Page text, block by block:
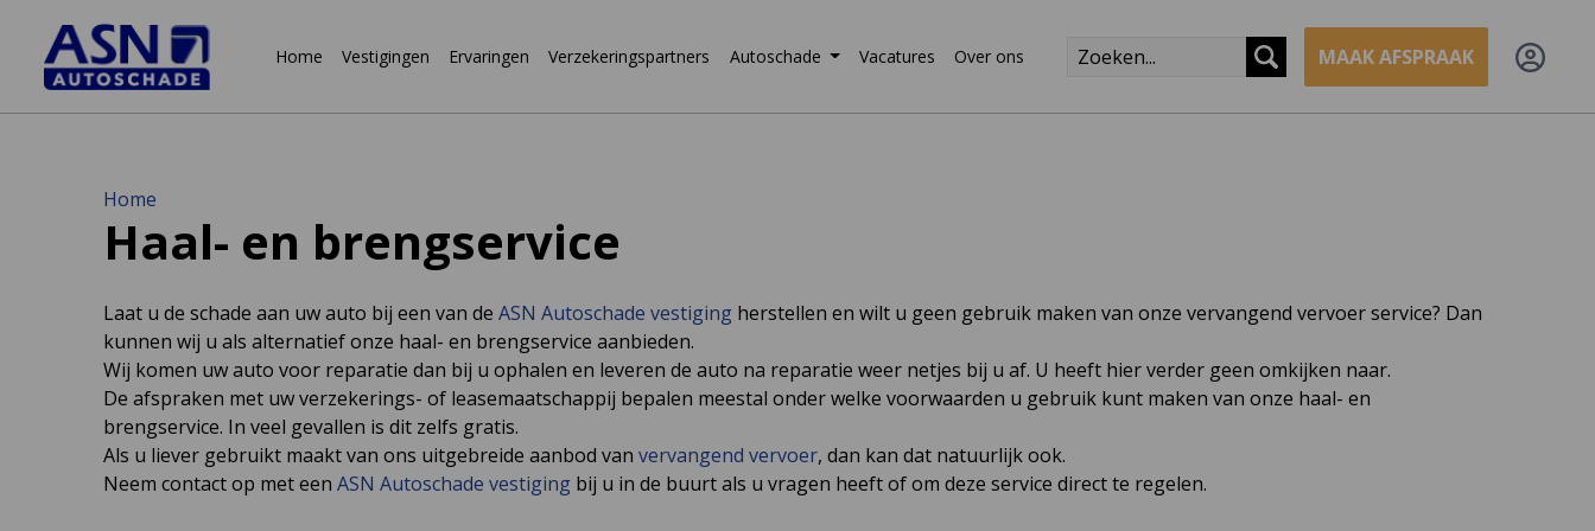
Home Vestigingen Ervaringen Verzekeringspartners Autoschade Vacatures Over ons MAAK AFSPRAAK
Home
Haal- en brengservice
Laat u de schade aan uw auto bij een van de ASN Autoschade vestiging herstellen en wilt u geen gebruik maken van onze vervangend vervoer service? Dan
kunnen wij u als alternatief onze haal- en brengservice aanbieden.
Wij komen uw auto voor reparatie dan bij u ophalen en leveren de auto na reparatie weer netjes bij u af. U heeft hier verder geen omkijken naar.
De afspraken met uw verzekerings- of leasemaatschappij bepalen meestal onder welke voorwaarden u gebruik kunt maken van onze haal- en
brengservice. In veel gevallen is dit zelfs gratis.
Als u liever gebruikt maakt van ons uitgebreide aanbod van vervangend vervoer, dan kan dat natuurlijk ook.
Neem contact op met een ASN Autoschade vestiging bij u in de buurt als u vragen heeft of om deze service direct te regelen.